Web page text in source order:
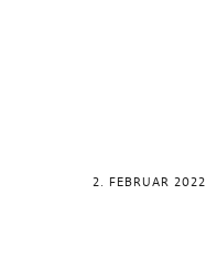
2. FEBRUAR 2022